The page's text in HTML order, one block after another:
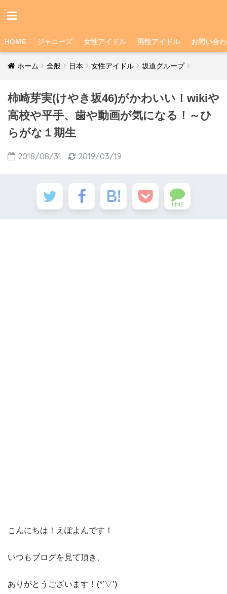
HOME ジャニーズ 女性アイドル 男性アイドル お問い合
ホーム 全般 日本 女性アイドル 坂道グループ
柿崎芽実(けやき坂46)がかわいい！wikiや
高校や平手、歯や動画が気になる！～ひ
らがな１期生
2018/08/31 2019/03/19
LINE
こんにちは！えぽよんです！
いつもブログを見て頂き、
ありがとうございます！(*’▽’)